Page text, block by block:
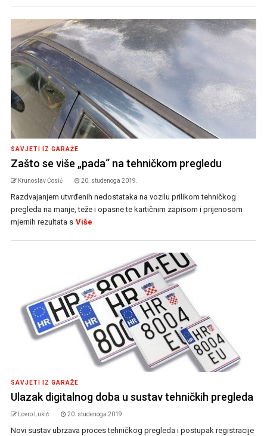
SAVJETI IZ GARAŽE
Zašto se više „pada“ na tehničkom pregledu
Krunoslav Ćosić 20. studenoga 2019.
Razdvajanjem utvrđenih nedostataka na vozilu prilikom tehničkog
pregleda na manje, teže i opasne te kartičnim zapisom i prijenosom
mjernih rezultata s Više
SAVJETI IZ GARAŽE
Ulazak digitalnog doba u sustav tehničkih pregleda
Lovro Lukić 20. studenoga 2019.
Novi sustav ubrzava proces tehničkog pregleda i postupak registracije